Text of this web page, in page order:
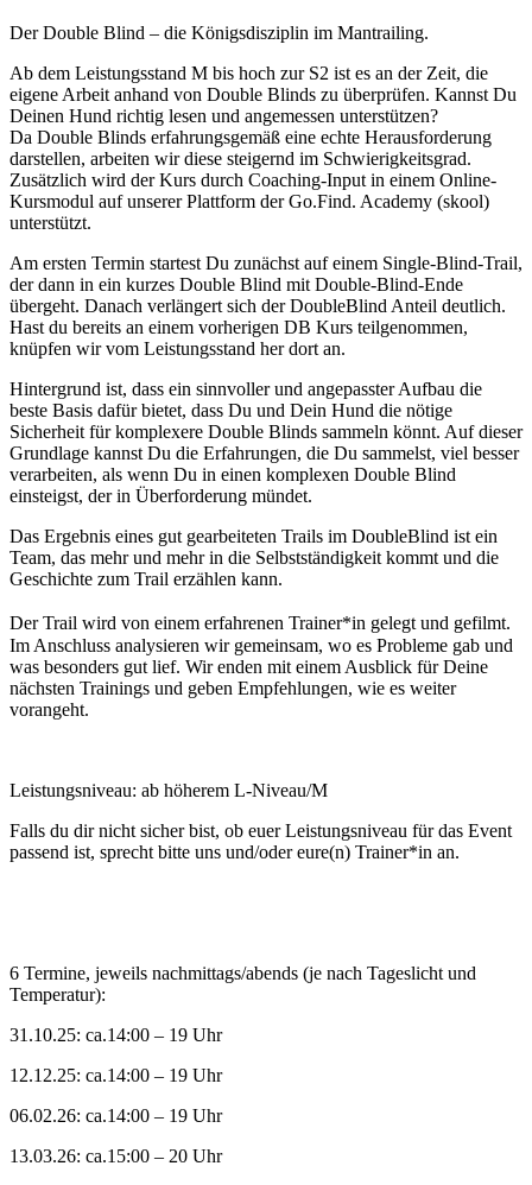
Der Double Blind – die Königsdisziplin im Mantrailing.
Ab dem Leistungsstand M bis hoch zur S2 ist es an der Zeit, die
eigene Arbeit anhand von Double Blinds zu überprüfen. Kannst Du
Deinen Hund richtig lesen und angemessen unterstützen?
Da Double Blinds erfahrungsgemäß eine echte Herausforderung
darstellen, arbeiten wir diese steigernd im Schwierigkeitsgrad.
Zusätzlich wird der Kurs durch Coaching-Input in einem Online-
Kursmodul auf unserer Plattform der Go.Find. Academy (skool)
unterstützt.
Am ersten Termin startest Du zunächst auf einem Single-Blind-Trail,
der dann in ein kurzes Double Blind mit Double-Blind-Ende
übergeht. Danach verlängert sich der DoubleBlind Anteil deutlich.
Hast du bereits an einem vorherigen DB Kurs teilgenommen,
knüpfen wir vom Leistungsstand her dort an.
Hintergrund ist, dass ein sinnvoller und angepasster Aufbau die
beste Basis dafür bietet, dass Du und Dein Hund die nötige
Sicherheit für komplexere Double Blinds sammeln könnt. Auf dieser
Grundlage kannst Du die Erfahrungen, die Du sammelst, viel besser
verarbeiten, als wenn Du in einen komplexen Double Blind
einsteigst, der in Überforderung mündet.
Das Ergebnis eines gut gearbeiteten Trails im DoubleBlind ist ein
Team, das mehr und mehr in die Selbstständigkeit kommt und die
Geschichte zum Trail erzählen kann.
Der Trail wird von einem erfahrenen Trainer*in gelegt und gefilmt.
Im Anschluss analysieren wir gemeinsam, wo es Probleme gab und
was besonders gut lief. Wir enden mit einem Ausblick für Deine
nächsten Trainings und geben Empfehlungen, wie es weiter
vorangeht.
Leistungsniveau: ab höherem L-Niveau/M
Falls du dir nicht sicher bist, ob euer Leistungsniveau für das Event
passend ist, sprecht bitte uns und/oder eure(n) Trainer*in an.
6 Termine, jeweils nachmittags/abends (je nach Tageslicht und
Temperatur):
31.10.25: ca.14:00 – 19 Uhr
12.12.25: ca.14:00 – 19 Uhr
06.02.26: ca.14:00 – 19 Uhr
13.03.26: ca.15:00 – 20 Uhr